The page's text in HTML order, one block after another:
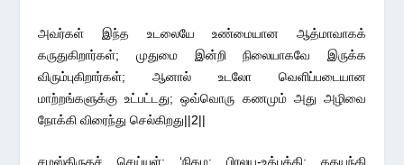
அவர்கள் இந்த உடலையே உண்மையான ஆத்மாவாகக்
கருதுகிறார்கள்; முதுமை இன்றி நிலையாகவே இருக்க
விரும்புகிறார்கள்; ஆனால் உடலோ வெளிப்படையான
மாற்றங்களுக்கு உட்பட்டது; ஒவ்வொரு கணமும் அது அழிவை
நோக்கி விரைந்து செல்கிறது||2||
சமஸ்கிருதச் செய்யுள்: ‘நிகம: பிரலய-உத்பத்தி: கதயந்தி